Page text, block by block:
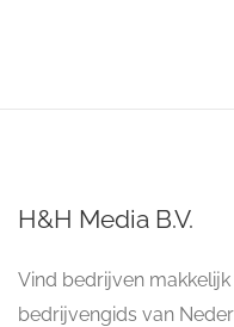
H&H Media B.V.
Vind bedrijven
bedrijvengids van